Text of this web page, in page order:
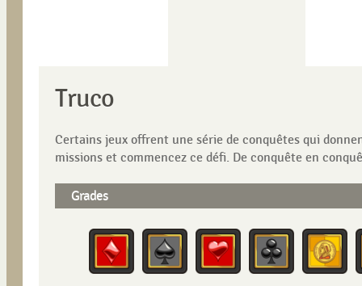
Truco
Certains jeux offrent une série de conquêtes qui
missions et commencez ce défi. De conquête en
Grades